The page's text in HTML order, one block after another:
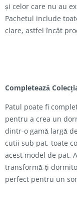
și celor care nu au
Pachetul include
clare, astfel încât
Completează
Patul poate fi
pentru a crea un
dintr-o gamă largă
cutii sub pat, toate
acest model de pat.
transformă-ți
perfect pentru un